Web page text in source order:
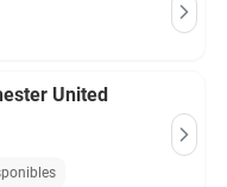
United